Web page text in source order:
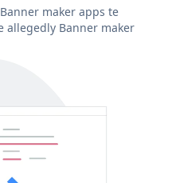
maker apps te
allegedly Banner maker